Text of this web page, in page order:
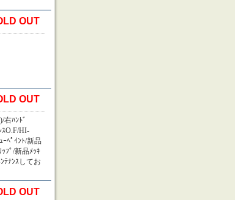
OUT
OUT
右ﾊﾝﾄﾞ
ｽO.F/HI-
ｰﾍﾟｲﾝﾄ/新品
ﾌﾟ/新品ﾒｯｷ
ﾃﾅﾝｽしてお
OUT